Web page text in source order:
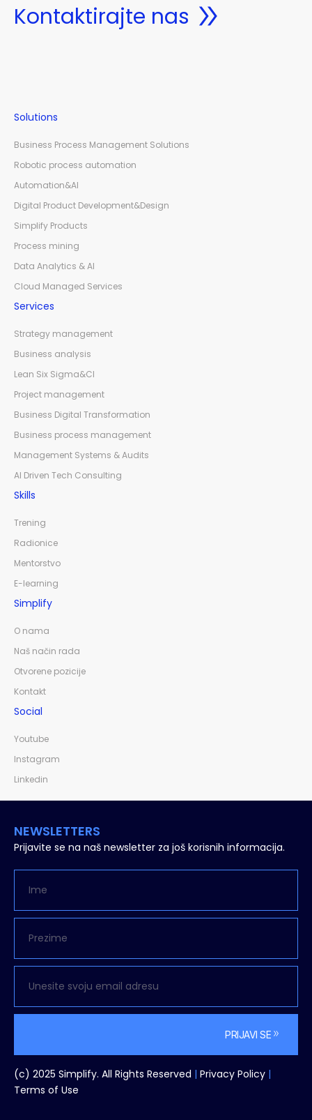
Kontaktirajte nas
Solutions
Business Process Management Solutions
Robotic process automation
Automation&AI
Digital Product Development&Design
Simplify Products
Process mining
Data Analytics & AI
Cloud Managed Services
Services
Strategy management
Business analysis
Lean Six Sigma&CI
Project management
Business Digital Transformation
Business process management
Management Systems & Audits
AI Driven Tech Consulting
Skills
Trening
Radionice
Mentorstvo
E-learning
Simplify
O nama
Naš način rada
Otvorene pozicije
Kontakt
Social
Youtube
Instagram
Linkedin
NEWSLETTERS
Prijavite se na naš newsletter za još korisnih informacija.
PRIJAVI SE
Alternative:
(c) 2025 Simplify. All Rights Reserved | Privacy Policy |
Terms of Use